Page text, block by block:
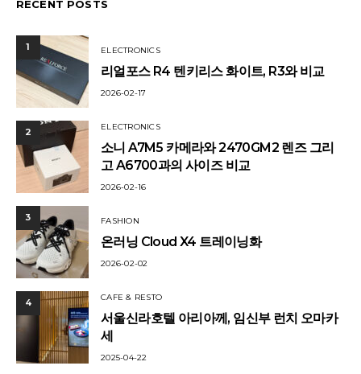
RECENT POSTS
1 ELECTRONICS
리얼포스 R4 텐키리스 화이트, R3와 비교
2026-02-17
2 ELECTRONICS
소니 A7M5 카메라와 2470GM2 렌즈 그리
고 A6700과의 사이즈 비교
2026-02-16
3 FASHION
온러닝 Cloud X4 트레이닝화
2026-02-02
4 CAFE & RESTO
서울신라호텔 아리아께, 임신부 런치 오마카
세
2025-04-22